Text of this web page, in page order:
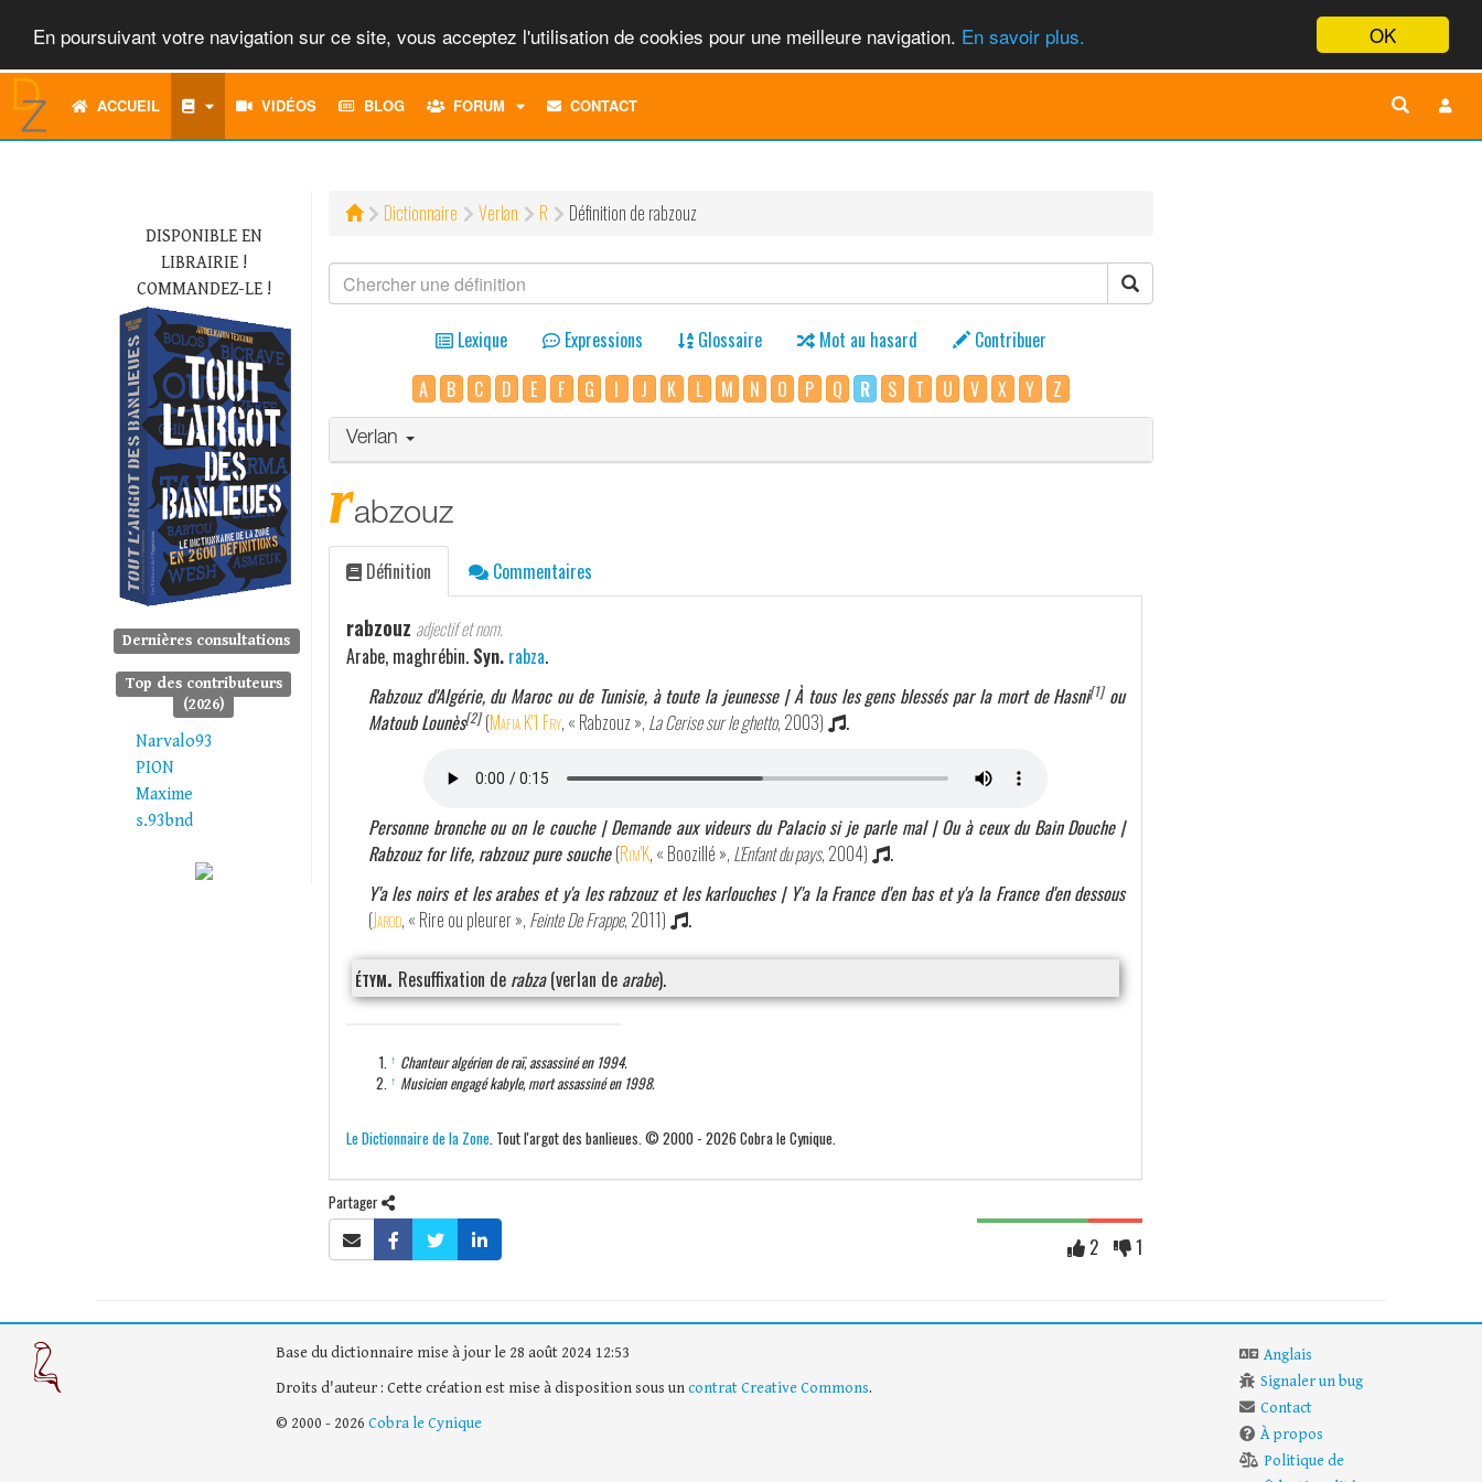
OK
En poursuivant votre navigation sur ce site, vous acceptez l'utilisation de cookies pour une meilleure navigation. En savoir plus.
ACCUEIL VIDÉOS BLOG FORUM
TOGGLECONTACT
DISPONIBLE EN
LIBRAIRIE !
COMMANDEZ-LE !
Dernières consultations
Top des contributeurs
(2026)
Narvalo93
PION
Maxime
s.93bnd
Dictionnaire Verlan R Définition de rabzouz
Lexique Expressions Glossaire Mot au hasard
Contribuer
A
B C D E F G I J K L M N O P Q R S T U V X Y Z
Verlan
rabzouz
Définition Commentaires
rabzouz adjectif et nom.
Arabe, maghrébin. Syn. rabza.
Rabzouz d'Algérie, du Maroc ou de Tunisie, à toute la jeunesse | À tous les gens blessés par la mort de Hasni[1]ou
Matoub Lounès[2] (Mafia K'1 Fry, « Rabzouz », La Cerise sur le ghetto, 2003) .
Personne bronche ou on le couche | Demande aux videurs du Palacio si je parle mal | Ou à ceux du Bain Douche |
Rabzouz for life, rabzouz pure souche (Rim'K, « Boozillé », L'Enfant du pays, 2004)
.
Y'a les noirs et les arabes et y'a les rabzouz et les karlouches | Y'a la France d'en bas et y'a la France d'en dessous
(Jarod, « Rire ou pleurer », Feinte De Frappe, 2011) .
étym. Resuffixation de rabza(verlan de arabe).
↑ Chanteur algérien de raï, assassiné en 1994.
↑ Musicien engagé kabyle, mort assassiné en 1998.
Le Dictionnaire de la Zone. Tout l'argot des banlieues. © 2000 - 2026 Cobra le Cynique.
Partager
2 1
Base du dictionnaire mise à jour le 28 août 2024 12:53
Droits d'auteur : Cette création est mise à disposition sous uncontrat Creative Commons.
© 2000 - 2026 Cobra le Cynique
Anglais
Signaler un bug
Contact
À propos
Politique de